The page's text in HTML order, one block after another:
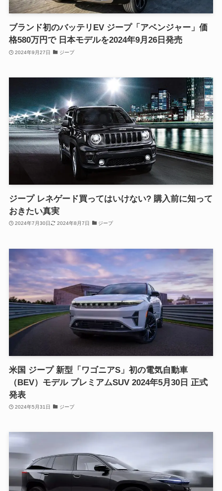
ブランド初のバッテリEV ジープ「アベンジャー」価
格580万円で 日本モデルを2024年9月26日発売
2024年9月27日 ジープ
ジープ レネゲード買ってはいけない? 購入前に知って
おきたい真実
2024年7月30日 2024年8月7日 ジープ
米国 ジープ 新型「ワゴニアS」初の電気自動車
（BEV）モデル プレミアムSUV 2024年5月30日 正式
発表
2024年5月31日 ジープ